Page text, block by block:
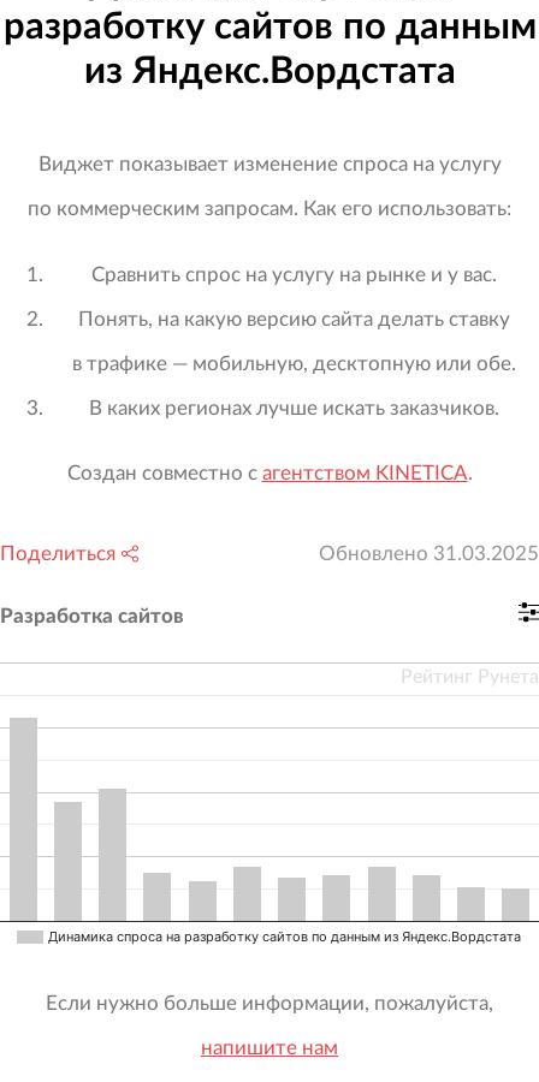
разработку сайтов по данным
из Яндекс.Вордстата
Виджет показывает изменение спроса на услугу
по коммерческим запросам. Как его использовать:
Сравнить спрос на услугу на рынке и у вас.
Понять, на какую версию сайта делать ставку
в трафике — мобильную, десктопную или обе.
В каких регионах лучше искать заказчиков.
Создан совместно с агентством KINETICA.
Поделиться Обновлено 31.03.2025
Разработка сайтов
Динамика спроса на разработку сайтов по данным из Яндекс.Вордстата
Рейтинг Рунета
Если нужно больше информации, пожалуйста,
напишите нам